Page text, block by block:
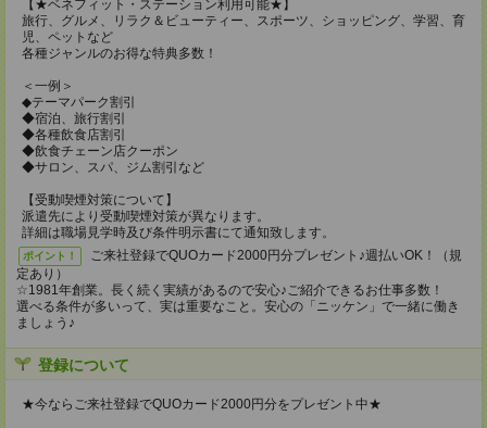
【★ベネフィット・ステーション利用可能★】
旅行、グルメ、リラク＆ビューティー、スポーツ、ショッピング、学習、育
児、ペットなど
各種ジャンルのお得な特典多数！
＜一例＞
◆テーマパーク割引
◆宿泊、旅行割引
◆各種飲食店割引
◆飲食チェーン店クーポン
◆サロン、スパ、ジム割引など
【受動喫煙対策について】
派遣先により受動喫煙対策が異なります。
詳細は職場見学時及び条件明示書にて通知致します。
ポイント！
ご来社登録でQUOカード2000円分プレゼント♪週払いOK！（規
定あり）
☆1981年創業。長く続く実績があるので安心♪ご紹介できるお仕事多数！
選べる条件が多いって、実は重要なこと。安心の「ニッケン」で一緒に働き
ましょう♪
登録について
★今ならご来社登録でQUOカード2000円分をプレゼント中★